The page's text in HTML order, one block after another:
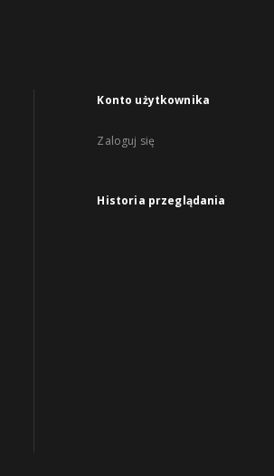
Konto użytkownika
Zaloguj się
Historia przeglądania